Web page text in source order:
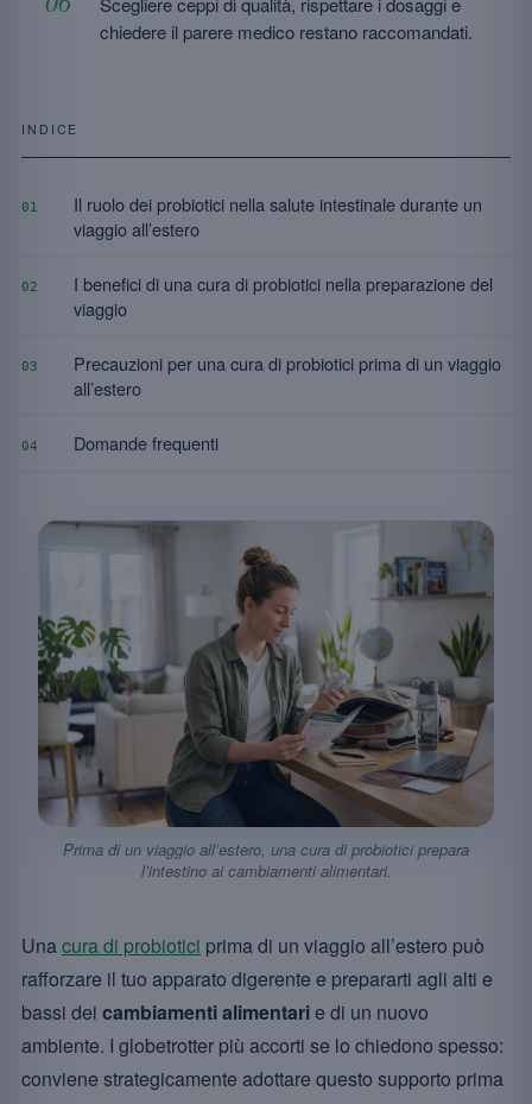
chiedere il parere medico restano raccomandati.
INDICE
01
Il ruolo dei probiotici nella salute intestinale durante un
viaggio all’estero
02
I benefici di una cura di probiotici nella preparazione del
viaggio
03
Precauzioni per una cura di probiotici prima di un viaggio
all’estero
04 Domande frequenti
Prima di un viaggio all’estero, una cura di probiotici prepara
l’intestino ai cambiamenti alimentari.
Unacura di probiotici prima di un viaggio all’estero può
rafforzare il tuo apparato digerente e prepararti agli alti e
bassi dei cambiamenti alimentarie di un nuovo
ambiente. I globetrotter più accorti se lo chiedono spesso:
conviene strategicamente adottare questo supporto prima